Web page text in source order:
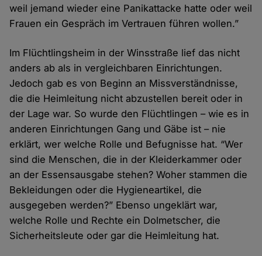
weil jemand wieder eine Panikattacke hatte oder weil
Frauen ein Gespräch im Vertrauen führen wollen.”
Im Flüchtlingsheim in der Winsstraße lief das nicht
anders ab als in vergleichbaren Einrichtungen.
Jedoch gab es von Beginn an Missverständnisse,
die die Heimleitung nicht abzustellen bereit oder in
der Lage war. So wurde den Flüchtlingen – wie es in
anderen Einrichtungen Gang und Gäbe ist – nie
erklärt, wer welche Rolle und Befugnisse hat. “Wer
sind die Menschen, die in der Kleiderkammer oder
an der Essensausgabe stehen? Woher stammen die
Bekleidungen oder die Hygieneartikel, die
ausgegeben werden?” Ebenso ungeklärt war,
welche Rolle und Rechte ein Dolmetscher, die
Sicherheitsleute oder gar die Heimleitung hat.